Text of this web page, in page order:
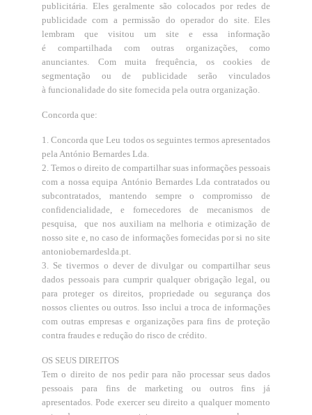
publicitária. Eles geralmente são colocados por redes de
publicidade com a permissão do operador do site. Eles
lembram que visitou um site e essa informação
é compartilhada com outras organizações, como
anunciantes. Com muita frequência, os cookies de
segmentação ou de publicidade serão vinculados
à funcionalidade do site fornecida pela outra organização.
Concorda que:
1. Concorda que Leu todos os seguintes termos apresentados
pela António Bernardes Lda.
2. Temos o direito de compartilhar suas informações pessoais
com a nossa equipa António Bernardes Lda contratados ou
subcontratados, mantendo sempre o compromisso de
confidencialidade, e fornecedores de mecanismos de
pesquisa, que nos auxiliam na melhoria e otimização de
nosso site e, no caso de informações fornecidas por si no site
antoniobernardeslda.pt.
3. Se tivermos o dever de divulgar ou compartilhar seus
dados pessoais para cumprir qualquer obrigação legal, ou
para proteger os direitos, propriedade ou segurança dos
nossos clientes ou outros. Isso inclui a troca de informações
com outras empresas e organizações para fins de proteção
contra fraudes e redução do risco de crédito.
OS SEUS DIREITOS
Tem o direito de nos pedir para não processar seus dados
pessoais para fins de marketing ou outros fins já
apresentados. Pode exercer seu direito a qualquer momento